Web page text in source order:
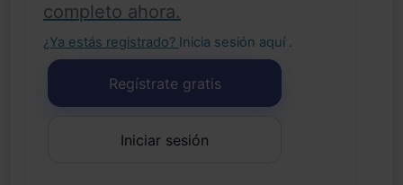
completo ahora.
¿Ya estás registrado? Inicia sesión aquí .
Regístrate gratis
Iniciar sesión